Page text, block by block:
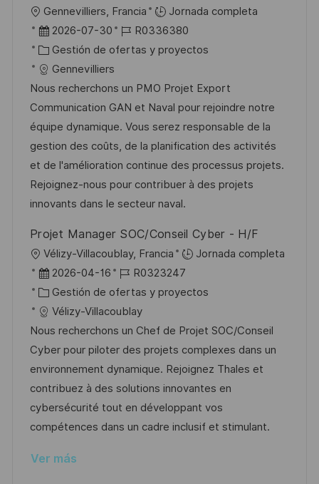
c
ó
U
b
c
a
c
i
ó
n
Gennevilliers, Francia
Jornada completa
F
e
c
h
a
d
e
p
u
b
i
c
a
c
ó
n
2026-07-30
I
D
e
e
m
p
l
e
o
R0336380
C
a
t
e
g
o
r
í
a
Gestión de ofertas y proyectos
Gennevilliers
Nous recherchons un PMO Projet Export
Communication GAN et Naval pour rejoindre notre
équipe dynamique. Vous serez responsable de la
gestion des coûts, de la planification des activités
et de l'amélioration continue des processus projets.
Rejoignez-nous pour contribuer à des projets
innovants dans le secteur naval.
Projet Manager SOC/Conseil Cyber - H/F
U
b
c
a
c
i
ó
n
Vélizy-Villacoublay, Francia
Jornada completa
F
e
c
h
a
d
e
p
u
l
2026-04-16
I
D
d
e
e
m
p
l
e
R0323247
C
a
t
e
g
o
r
í
Gestión de ofertas y proyectos
Vélizy-Villacoublay
Nous recherchons un Chef de Projet SOC/Conseil
Cyber pour piloter des projets complexes dans un
environnement dynamique. Rejoignez Thales et
contribuez à des solutions innovantes en
cybersécurité tout en développant vos
compétences dans un cadre inclusif et stimulant.
Ver más